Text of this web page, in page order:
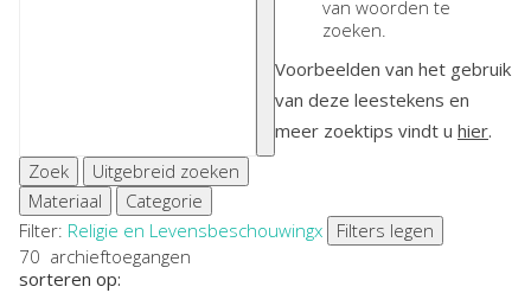
van woorden te
zoeken.
Voorbeelden van het gebruik
van deze leestekens en
meer zoektips vindt u hier.
Zoek
Uitgebreid zoeken
Materiaal
Categorie
Filter: Religie en Levensbeschouwingx
Filters legen
70 archieftoegangen
sorteren op: